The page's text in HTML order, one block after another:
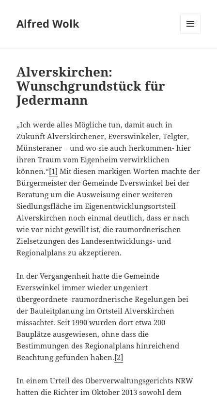
Alfred Wolk
Alverskirchen:
Wunschgrundstück für
Jedermann
„Ich werde alles Mögliche tun, damit auch in
Zukunft Alverskirchener, Everswinkeler, Telgter,
Münsteraner – und wo sie auch herkommen- hier
ihren Traum vom Eigenheim verwirklichen
können.“[1] Mit diesen markigen Worten machte der
Bürgermeister der Gemeinde Everswinkel bei der
Beratung um die Ausweisung einer weiteren
Siedlungsfläche im Eigenentwicklungsortsteil
Alverskirchen noch einmal deutlich, dass er nach
wie vor nicht gewillt ist, die raumordnerischen
Zielsetzungen des Landesentwicklungs- und
Regionalplans zu akzeptieren.
In der Vergangenheit hatte die Gemeinde
Everswinkel immer wieder ungeniert
übergeordnete raumordnerische Regelungen bei
der Bauleitplanung im Ortsteil Alverskirchen
missachtet. Seit 1990 wurden dort etwa 200
Bauplätze ausgewiesen, ohne dass die
Bestimmungen des Regionalplans hinreichend
Beachtung gefunden haben.[2]
In einem Urteil des Oberverwaltungsgerichts NRW
hatten die Richter im Oktober 2013 sowohl dem